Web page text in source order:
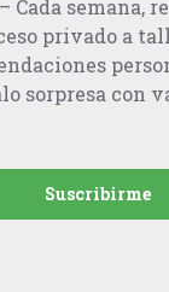
Cada semana,
privado a
sorpresa con
Suscribirme